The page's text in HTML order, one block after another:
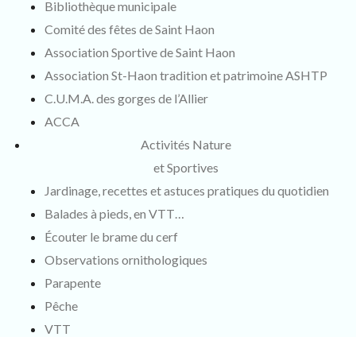
Bibliothèque municipale
Comité des fêtes de Saint Haon
Association Sportive de Saint Haon
Association St-Haon tradition et patrimoine ASHTP
C.U.M.A. des gorges de l’Allier
ACCA
Activités Nature
et Sportives
Jardinage, recettes et astuces pratiques du quotidien
Balades à pieds, en VTT…
Écouter le brame du cerf
Observations ornithologiques
Parapente
Pêche
VTT